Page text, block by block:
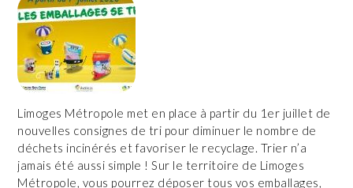
Limoges Métropole met en place à partir du 1er juillet de
nouvelles consignes de tri pour diminuer le nombre de
déchets incinérés et favoriser le recyclage. Trier n’a
jamais été aussi simple ! Sur le territoire de Limoges
Métropole, vous pourrez déposer tous vos emballages,